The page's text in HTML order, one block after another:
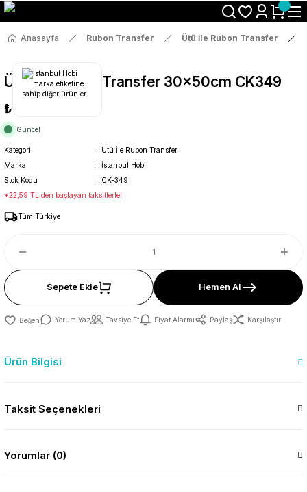
Size Özel "HG10" Koduyla Sepette Hemen %10 İndirimi Kaçırma
Anasayfa Rubon Transfer Ütü İle Rubon Transfer
Ütü İle Rub On Transfer 30x50cm CK349
₺119
Güncel
Kategori
Ütü İle Rubon Transfer
Marka
İstanbul Hobi
Stok Kodu
CK-349
*22,59 TL den başlayan taksitlerle!
Tüm Türkiye
Sepete Ekle Hemen Al
Yorum Yaz Tavsiye Et Fiyat Alarmı Paylaş Karşılaştır
Ürün Bilgisi
Taksit Seçenekleri
Yorumlar (0)